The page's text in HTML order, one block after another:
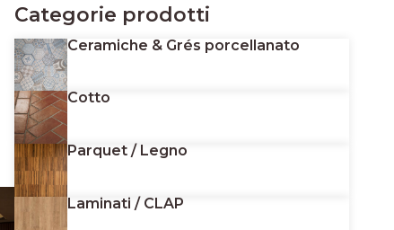
Categorie prodotti
Ceramiche & Grés porcellanato
Cotto
Parquet / Legno
Laminati / CLAP